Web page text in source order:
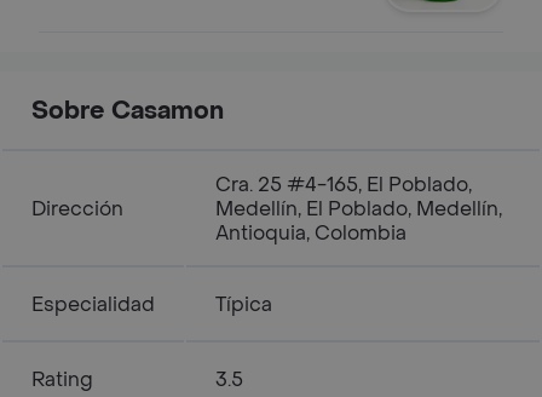
Sobre Casamon
Dirección
Cra. 25 #4-165, El Poblado,
Medellín, El Poblado, Medellín,
Antioquia, Colombia
Especialidad Típica
Rating 3.5